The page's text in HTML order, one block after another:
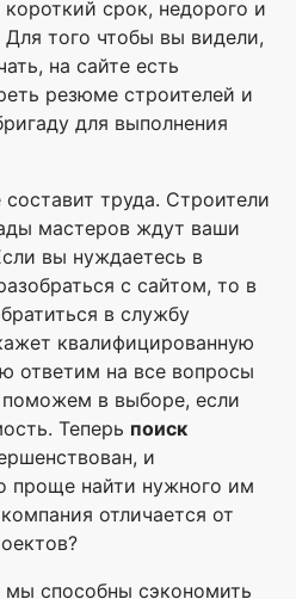
срок, недорого и
того чтобы вы видели,
на сайте есть
резюме строителей и
для выполнения
труда. Строители
мастеров ждут ваши
вы нуждаетесь в
с сайтом, то в
в службу
квалифицированную
ответим на все вопросы
поможем в выборе, если
Теперь поиск
и
проще найти нужного им
отличается от
способны сэкономить